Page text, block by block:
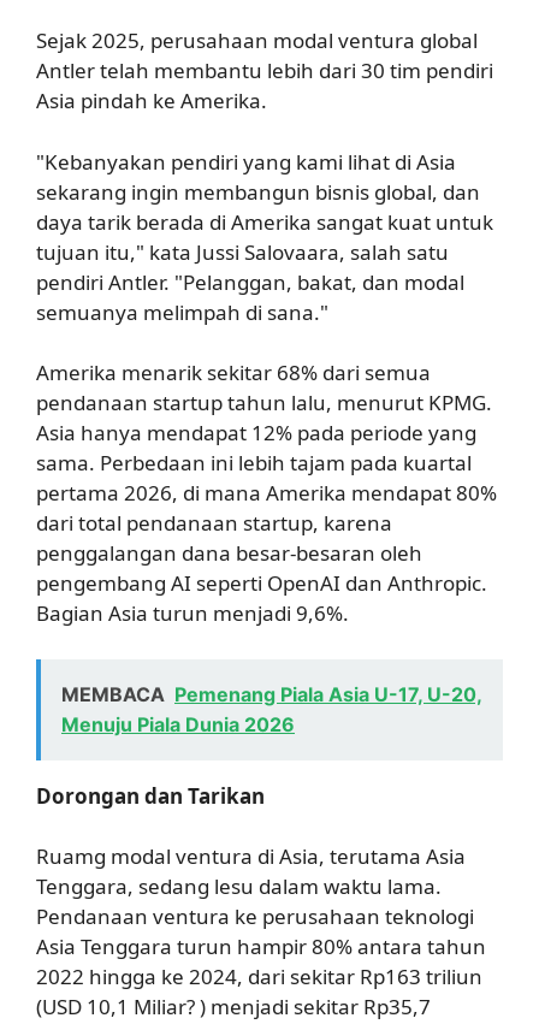
Sejak 2025, perusahaan modal ventura global
Antler telah membantu lebih dari 30 tim pendiri
Asia pindah ke Amerika.
"Kebanyakan pendiri yang kami lihat di Asia
sekarang ingin membangun bisnis global, dan
daya tarik berada di Amerika sangat kuat untuk
tujuan itu," kata Jussi Salovaara, salah satu
pendiri Antler. "Pelanggan, bakat, dan modal
semuanya melimpah di sana."
Amerika menarik sekitar 68% dari semua
pendanaan startup tahun lalu, menurut KPMG.
Asia hanya mendapat 12% pada periode yang
sama. Perbedaan ini lebih tajam pada kuartal
pertama 2026, di mana Amerika mendapat 80%
dari total pendanaan startup, karena
penggalangan dana besar-besaran oleh
pengembang AI seperti OpenAI dan Anthropic.
Bagian Asia turun menjadi 9,6%.
MEMBACA Pemenang Piala Asia U-17, U-20,
Menuju Piala Dunia 2026
Dorongan dan Tarikan
Ruamg modal ventura di Asia, terutama Asia
Tenggara, sedang lesu dalam waktu lama.
Pendanaan ventura ke perusahaan teknologi
Asia Tenggara turun hampir 80% antara tahun
2022 hingga ke 2024, dari sekitar Rp163 triliun
(USD 10,1 Miliar? ) menjadi sekitar Rp35,7